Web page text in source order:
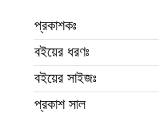
প্রকাশকঃ
বইয়ের ধরণঃ
বইয়ের সাইজঃ
প্রকাশ সাল